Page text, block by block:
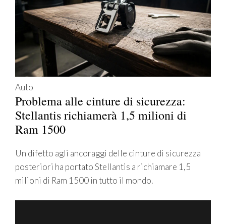
Auto
Problema alle cinture di sicurezza:
Stellantis richiamerà 1,5 milioni di
Ram 1500
Un difetto agli ancoraggi delle cinture di sicurezza
posteriori ha portato Stellantis a richiamare 1,5
milioni di Ram 1500 in tutto il mondo.